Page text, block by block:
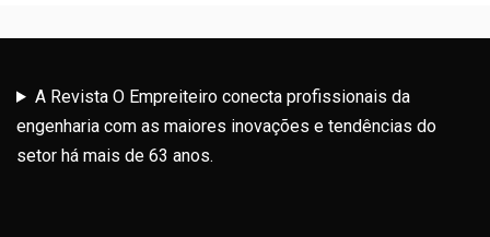
A Revista O Empreiteiro conecta profissionais da
engenharia com as maiores inovações e tendências do
setor há mais de 63 anos.